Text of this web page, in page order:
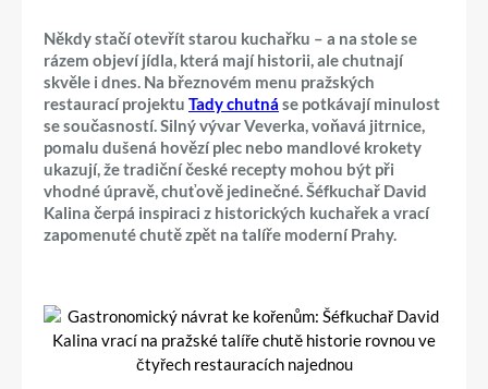
Někdy stačí otevřít starou kuchařku – a na stole se
rázem objeví jídla, která mají historii, ale chutnají
skvěle i dnes. Na březnovém menu pražských
restaurací projektu Tady chutná se potkávají minulost
se současností. Silný vývar Veverka, voňavá jitrnice,
pomalu dušená hovězí plec nebo mandlové krokety
ukazují, že tradiční české recepty mohou být při
vhodné úpravě, chuťově jedinečné. Šéfkuchař David
Kalina čerpá inspiraci z historických kuchařek a vrací
zapomenuté chutě zpět na talíře moderní Prahy.